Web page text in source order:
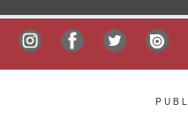
P U B